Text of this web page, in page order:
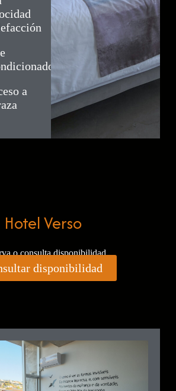
a
Hotel Verso
o consulta disponibilidad
disponibilidad